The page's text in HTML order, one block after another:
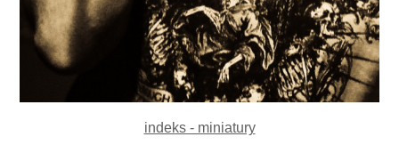
indeks - miniatury